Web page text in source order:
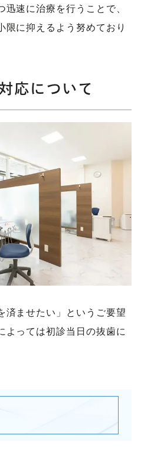
速に治療を行うことで、
限に抑えるよう努めており
応について
済ませたい」というご要望
よっては初診当日の抜歯に